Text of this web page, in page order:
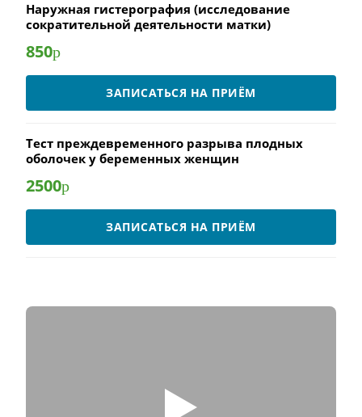
Наружная гистерография (исследование
сократительной деятельности матки)
850р
ЗАПИСАТЬСЯ НА ПРИЁМ
Тест преждевременного разрыва плодных
оболочек у беременных женщин
2500р
ЗАПИСАТЬСЯ НА ПРИЁМ